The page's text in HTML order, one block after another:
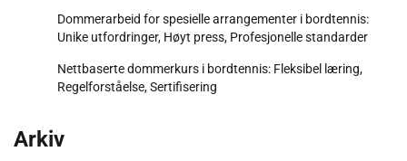
Dommerarbeid for spesielle arrangementer i bordtennis:
Unike utfordringer, Høyt press, Profesjonelle standarder
Nettbaserte dommerkurs i bordtennis: Fleksibel læring,
Regelforståelse, Sertifisering
Arkiv